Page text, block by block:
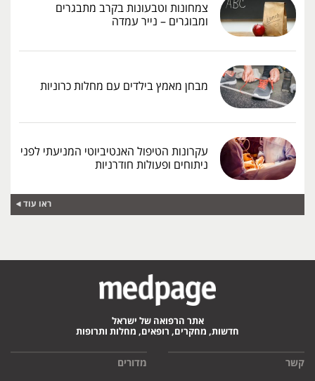
צמחונות וטבעונות בקרב מתבגרים
ומבוגרים – נייר עמדה
מבחן מאמץ בילדים עם מחלות כרוניות
עקרונות הטיפול האנטיביוטי המניעתי לפני
ניתוחים ופעולות חודרניות
ראו עוד
אתר הרפואה של ישראל
חדשות, מחקרים, רופאים, מחלות ותרופות
קשר מדורים